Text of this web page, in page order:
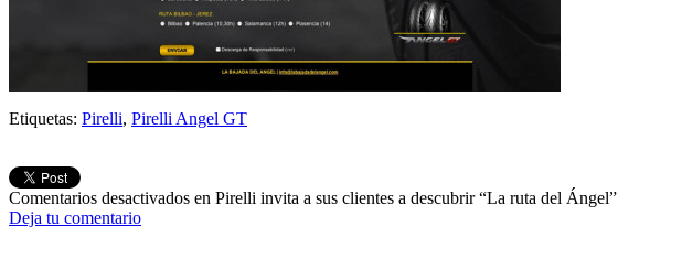
Etiquetas: Pirelli, Pirelli Angel GT
Comentarios desactivados en Pirelli invita a sus clientes a descubrir “La ruta del Ángel”
Deja tu comentario